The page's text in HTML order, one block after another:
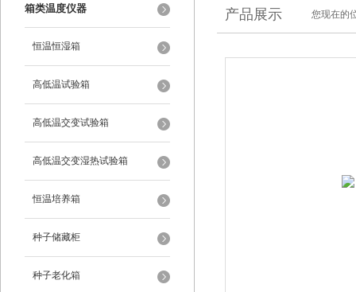
箱类温度仪器
恒温恒湿箱
高低温试验箱
高低温交变试验箱
高低温交变湿热试验箱
恒温培养箱
种子储藏柜
种子老化箱
产品展示 您现在的